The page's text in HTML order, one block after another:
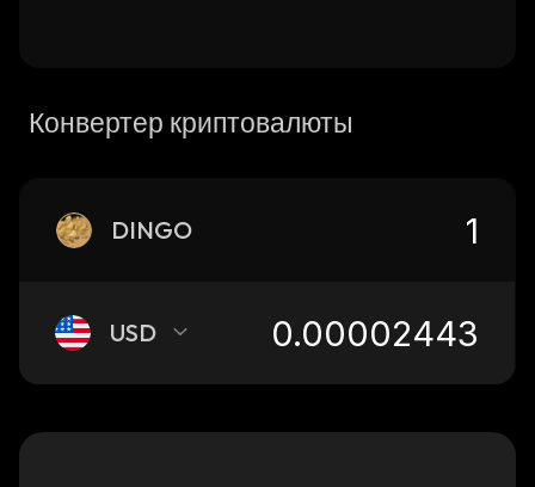
Конвертер криптовалюты
DINGO
USD